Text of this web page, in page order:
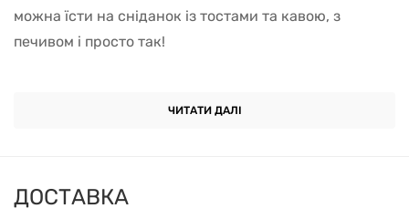
ДОСТАВКА
можна їсти на сніданок із тостами та кавою, з
печивом і просто так!
Білки - 35,3 г
ЧИТАТИ ДАЛІ